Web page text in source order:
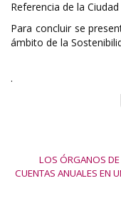
Referencia de la
Para concluir se
ámbito de la
.
LOS ÓRGANOS DE
CUENTAS ANUALES EN